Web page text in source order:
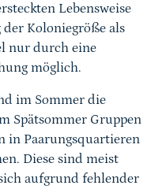
Lebensweise
Koloniegröße als
nur durch eine
möglich.
im Sommer die
Spätsommer Gruppen
in Paarungsquartieren
Diese sind meist
aufgrund fehlender